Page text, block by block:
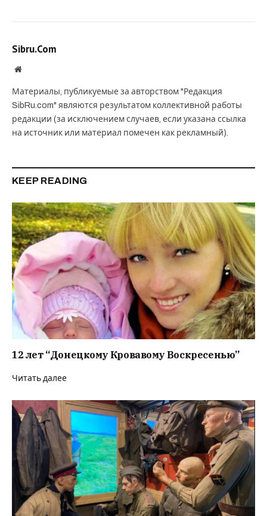
Sibru.Com
Website
Материалы, публикуемые за авторством "Редакция
SibRu.com" являются результатом коллективной работы
редакции (за исключением случаев, если указана ссылка
на источник или материал помечен как рекламный).
KEEP READING
12 лет “Донецкому Кровавому Воскресенью”
Читать далее